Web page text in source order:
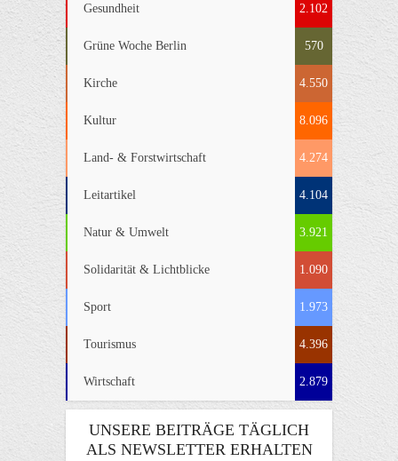
Gesundheit 2.102
Grüne Woche Berlin 570
Kirche 4.550
Kultur 8.096
Land- & Forstwirtschaft 4.274
Leitartikel 4.104
Natur & Umwelt 3.921
Solidarität & Lichtblicke 1.090
Sport 1.973
Tourismus 4.396
Wirtschaft 2.879
UNSERE BEITRÄGE TÄGLICH
ALS NEWSLETTER ERHALTEN